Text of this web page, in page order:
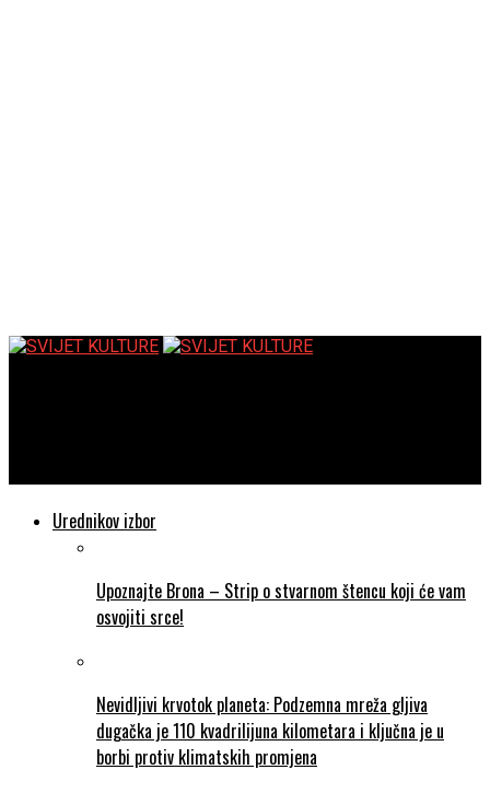
Urednikov izbor
Upoznajte Brona – Strip o stvarnom štencu koji će vam
osvojiti srce!
Nevidljivi krvotok planeta: Podzemna mreža gljiva
dugačka je 110 kvadrilijuna kilometara i ključna je u
borbi protiv klimatskih promjena